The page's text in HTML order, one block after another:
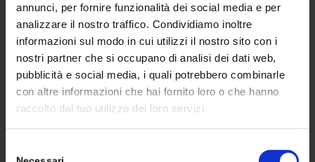
annunci, per fornire funzionalità dei social media e per
analizzare il nostro traffico. Condividiamo inoltre
informazioni sul modo in cui utilizzi il nostro sito con i
nostri partner che si occupano di analisi dei dati web,
pubblicità e social media, i quali potrebbero combinarle
con altre informazioni che hai fornito loro o che hanno
raccolto dal tuo utilizzo dei loro servizi.